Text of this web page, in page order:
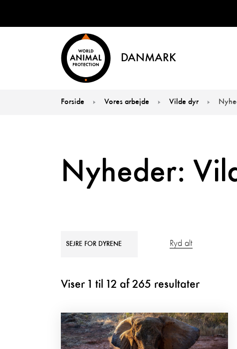
DANMARK
Forside Vores arbejde Vilde dyr
Nyheder:
SEJRE FOR DYRENE Ryd alt
Viser 1 til 12 af 265 resultater